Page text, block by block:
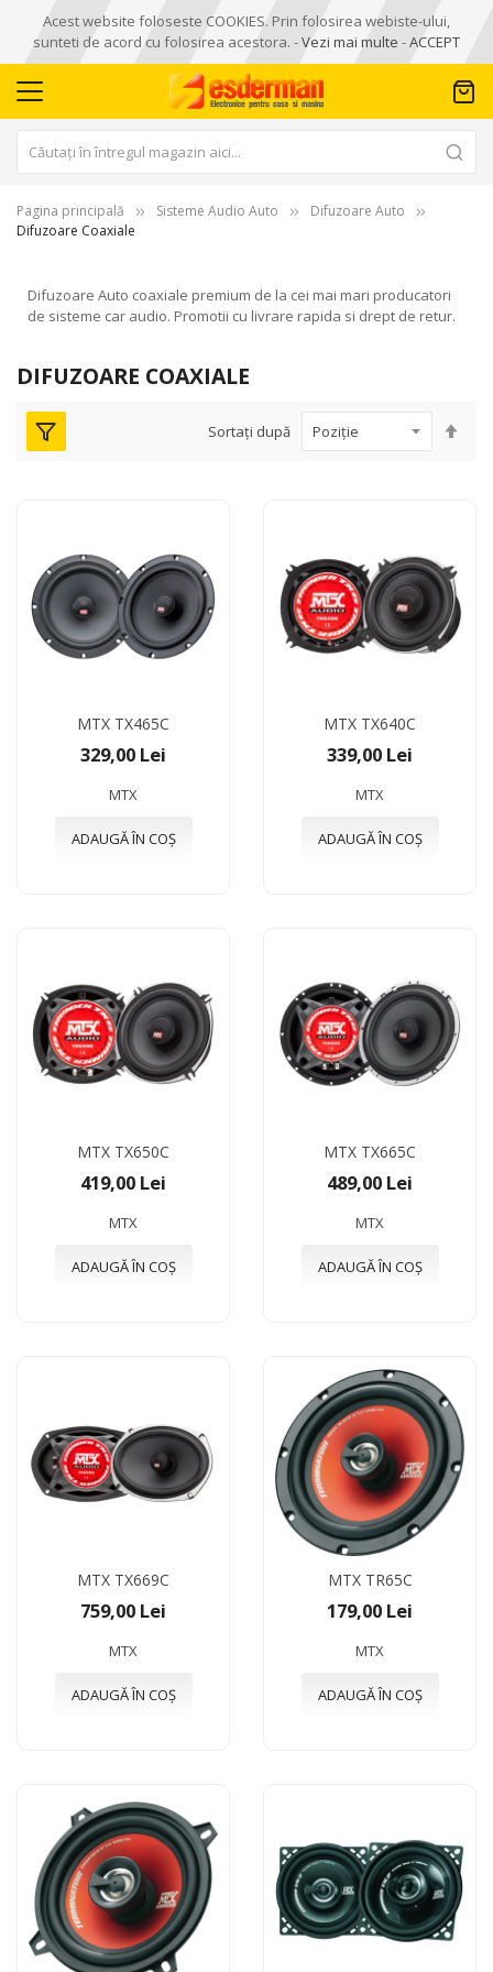
Acest website foloseste COOKIES. Prin folosirea webiste-ului,
sunteti de acord cu folosirea acestora. -Vezi mai multe -ACCEPT
Pagina principală Sisteme Audio Auto
Difuzoare Auto
Difuzoare Coaxiale
Difuzoare Auto coaxiale premium de la cei mai mari producatori
de sisteme car audio. Promotii cu livrare rapida si drept de retur.
DIFUZOARE COAXIALE
Sortați după
MTX TX465C
329,00 Lei
MTX
ADAUGĂ ÎN COȘ
MTX TX640C
339,00 Lei
MTX
ADAUGĂ ÎN COȘ
MTX TX650C
419,00 Lei
MTX
ADAUGĂ ÎN COȘ
MTX TX665C
489,00 Lei
MTX
ADAUGĂ ÎN COȘ
MTX TX669C
759,00 Lei
MTX
ADAUGĂ ÎN COȘ
MTX TR65C
179,00 Lei
MTX
ADAUGĂ ÎN COȘ